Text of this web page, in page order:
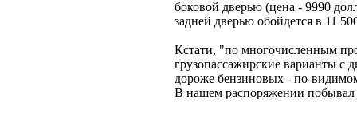
боковой дверью (цена - 9990
задней дверью обойдется в 11
Кстати, "по многочисленным
грузопассажирские варианты с
дороже бензиновых - по-
В нашем распоряжении